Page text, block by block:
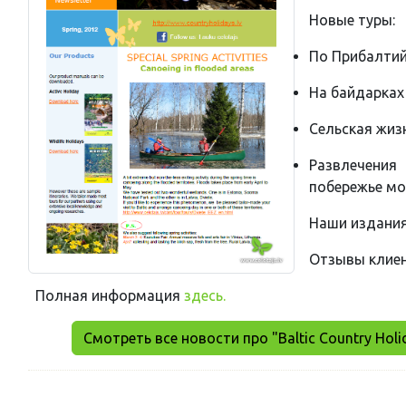
Новые туры:
По
На
Сельская
побережье
Наши
Отзывы
Полная информация здесь.
Смотреть все новости про "Baltic Country